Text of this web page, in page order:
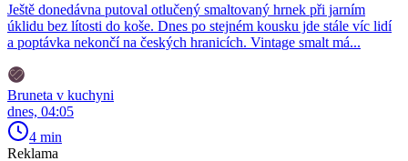
Ještě donedávna putoval otlučený smaltovaný hrnek při jarním
úklidu bez lítosti do koše. Dnes po stejném kousku jde stále víc lidí
a poptávka nekončí na českých hranicích. Vintage smalt má...
Bruneta v kuchyni
dnes, 04:05
4 min
Reklama